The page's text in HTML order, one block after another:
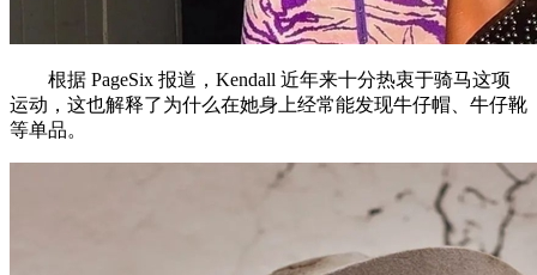
根据 PageSix 报道，Kendall 近年来十分热衷于骑马这项
运动，这也解释了为什么在她身上经常能发现牛仔帽、牛仔靴
等单品。